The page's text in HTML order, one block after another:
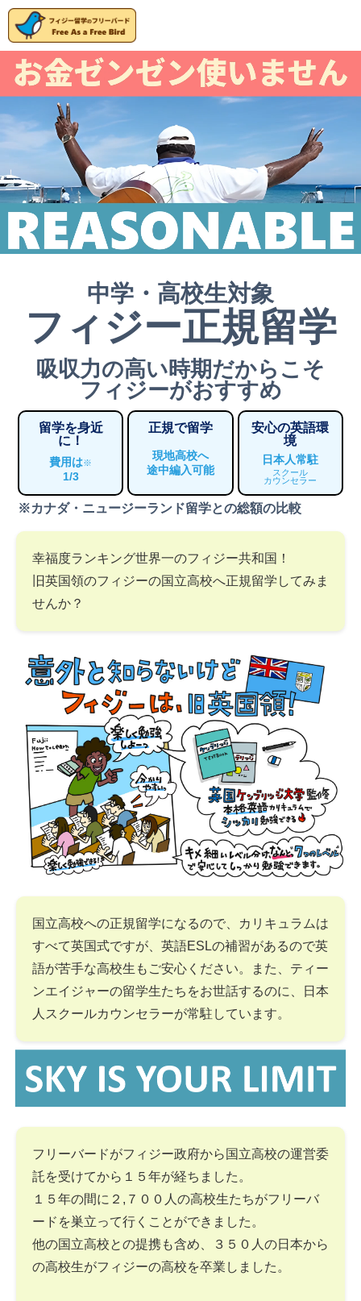
中学・高校生対象
フィジー正規留学
吸収力の高い時期だからこそ
フィジーがおすすめ
留学を身近
に！
費用は※
1/3
正規で留学
現地高校へ
途中編入可能
安心の英語環
境
日本人常駐
スクール
カウンセラー
※カナダ・ニュージーランド留学との総額の比較
幸福度ランキング世界一のフィジー共和国！
旧英国領のフィジーの国立高校へ正規留学してみま
せんか？
国立高校への正規留学になるので、カリキュラムは
すべて英国式ですが、英語ESLの補習があるので英
語が苦手な高校生もご安心ください。また、ティー
ンエイジャーの留学生たちをお世話するのに、日本
人スクールカウンセラーが常駐しています。
フリーバードがフィジー政府から国立高校の運営委
託を受けてから１５年が経ちました。
１５年の間に２,７００人の高校生たちがフリーバ
ードを巣立って行くことができました。
他の国立高校との提携も含め、３５０人の日本から
の高校生がフィジーの高校を卒業しました。